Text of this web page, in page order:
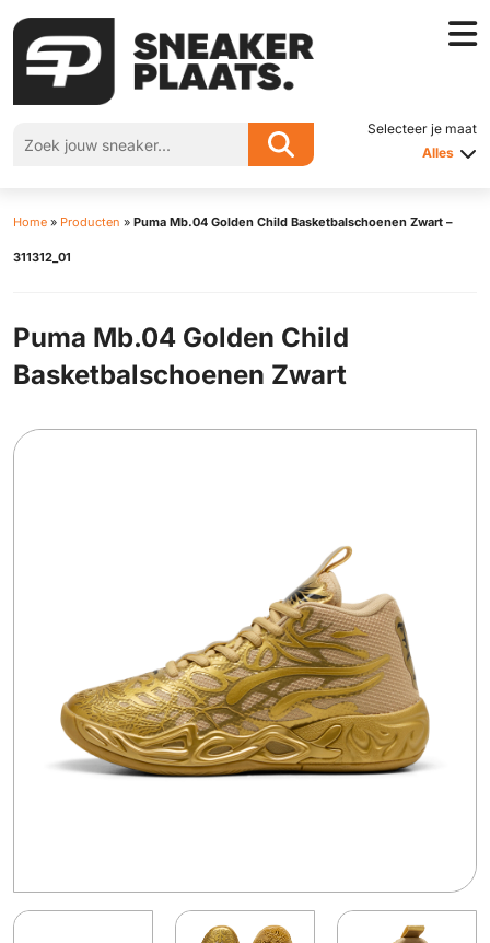
Selecteer je maat
Alles
Home » Producten » Puma Mb.04 Golden Child Basketbalschoenen Zwart –
311312_01
Puma Mb.04 Golden Child
Basketbalschoenen Zwart